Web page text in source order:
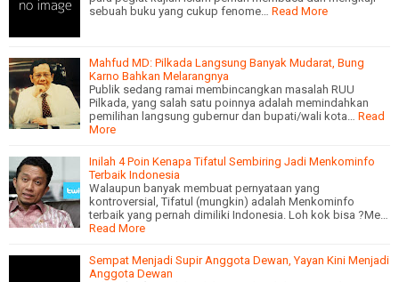
sebuah buku yang cukup fenome…
Read More
Mahfud MD: Pilkada Langsung Banyak Mudarat, Bung
Karno Bahkan Melarangnya
Publik sedang ramai membincangkan masalah RUU
Pilkada, yang salah satu poinnya adalah memindahkan
pemilihan langsung gubernur dan bupati/wali kota…
Read
More
Inilah 4 Poin Kenapa Tifatul Sembiring Jadi Menkominfo
Terbaik Indonesia
Walaupun banyak membuat pernyataan yang
kontroversial, Tifatul (mungkin) adalah Menkominfo
terbaik yang pernah dimiliki Indonesia. Loh kok bisa ?Me…
Read More
Sempat Menjadi Supir Anggota Dewan, Yayan Kini Menjadi
Anggota Dewan